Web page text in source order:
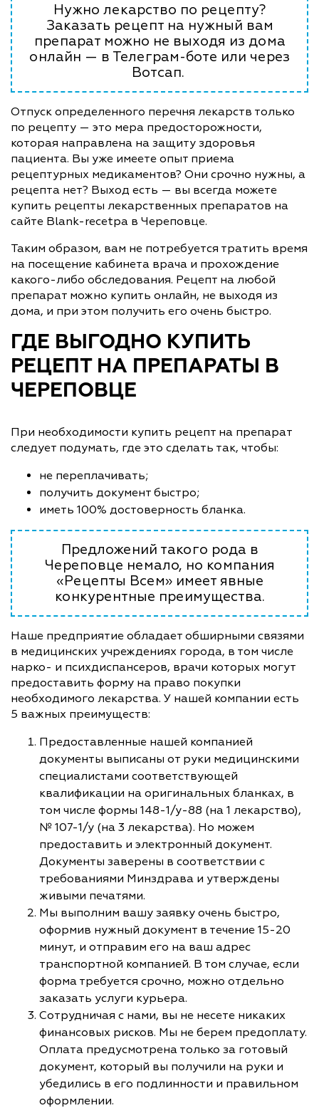
Нужно лекарство по рецепту?
Заказать рецепт на нужный вам
препарат можно не выходя из дома
онлайн — в Телеграм-боте или через
Вотсап.
Отпуск определенного перечня лекарств только
по рецепту — это мера предосторожности,
которая направлена на защиту здоровья
пациента. Вы уже имеете опыт приема
рецептурных медикаментов? Они срочно нужны, а
рецепта нет? Выход есть — вы всегда можете
купить рецепты лекарственных препаратов на
сайте Blank-recetpa в Череповце.
Таким образом, вам не потребуется тратить время
на посещение кабинета врача и прохождение
какого-либо обследования. Рецепт на любой
препарат можно купить онлайн, не выходя из
дома, и при этом получить его очень быстро.
ГДЕ ВЫГОДНО КУПИТЬ
РЕЦЕПТ НА ПРЕПАРАТЫ В
ЧЕРЕПОВЦЕ
При необходимости купить рецепт на препарат
следует подумать, где это сделать так, чтобы:
не переплачивать;
получить документ быстро;
иметь 100% достоверность бланка.
Предложений такого рода в
Череповце немало, но компания
«Рецепты Всем» имеет явные
конкурентные преимущества.
Наше предприятие обладает обширными связями
в медицинских учреждениях города, в том числе
нарко- и психдиспансеров, врачи которых могут
предоставить форму на право покупки
необходимого лекарства. У нашей компании есть
5 важных преимуществ:
Предоставленные нашей компанией
документы выписаны от руки медицинскими
специалистами соответствующей
квалификации на оригинальных бланках, в
том числе формы 148-1/у-88 (на 1 лекарство),
№ 107-1/у (на 3 лекарства). Но можем
предоставить и электронный документ.
Документы заверены в соответствии с
требованиями Минздрава и утверждены
живыми печатями.
Мы выполним вашу заявку очень быстро,
оформив нужный документ в течение 15-20
минут, и отправим его на ваш адрес
транспортной компанией. В том случае, если
форма требуется срочно, можно отдельно
заказать услуги курьера.
Сотрудничая с нами, вы не несете никаких
финансовых рисков. Мы не берем предоплату.
Оплата предусмотрена только за готовый
документ, который вы получили на руки и
убедились в его подлинности и правильном
оформлении.